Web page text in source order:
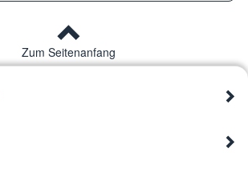
Zum Seitenanfang